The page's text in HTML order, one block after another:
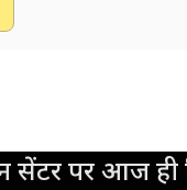
पर आज ही